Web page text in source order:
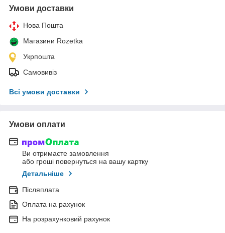
Умови доставки
Нова Пошта
Магазини Rozetka
Укрпошта
Самовивіз
Всі умови доставки
Умови оплати
Ви отримаєте замовлення
або гроші повернуться на вашу картку
Детальніше
Післяплата
Оплата на рахунок
На розрахунковий рахунок